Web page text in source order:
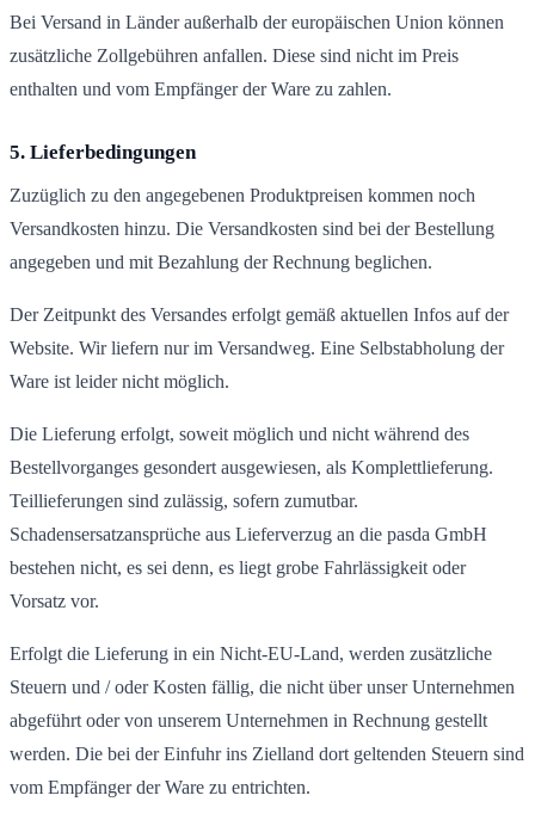
Bei Versand in Länder außerhalb der europäischen Union können
zusätzliche Zollgebühren anfallen. Diese sind nicht im Preis
enthalten und vom Empfänger der Ware zu zahlen.
5. Lieferbedingungen
Zuzüglich zu den angegebenen Produktpreisen kommen noch
Versandkosten hinzu. Die Versandkosten sind bei der Bestellung
angegeben und mit Bezahlung der Rechnung beglichen.
Der Zeitpunkt des Versandes erfolgt gemäß aktuellen Infos auf der
Website. Wir liefern nur im Versandweg. Eine Selbstabholung der
Ware ist leider nicht möglich.
Die Lieferung erfolgt, soweit möglich und nicht während des
Bestellvorganges gesondert ausgewiesen, als Komplettlieferung.
Teillieferungen sind zulässig, sofern zumutbar.
Schadensersatzansprüche aus Lieferverzug an die pasda GmbH
bestehen nicht, es sei denn, es liegt grobe Fahrlässigkeit oder
Vorsatz vor.
Erfolgt die Lieferung in ein Nicht-EU-Land, werden zusätzliche
Steuern und / oder Kosten fällig, die nicht über unser Unternehmen
abgeführt oder von unserem Unternehmen in Rechnung gestellt
werden. Die bei der Einfuhr ins Zielland dort geltenden Steuern sind
vom Empfänger der Ware zu entrichten.